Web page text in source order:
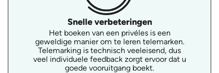
Snelle verbeteringen
Het boeken van een privéles is een
geweldige manier om te leren telemarken.
Telemarking is technisch veeleisend, dus
veel individuele feedback zorgt ervoor dat u
goede vooruitgang boekt.